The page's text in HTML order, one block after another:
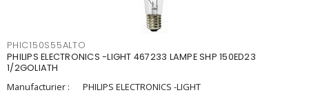
PHIC150S55ALTO
PHILIPS ELECTRONICS -LIGHT 467233 LAMPE SHP 150ED23
1/2GOLIATH
Manufacturier :
PHILIPS ELECTRONICS -LIGHT